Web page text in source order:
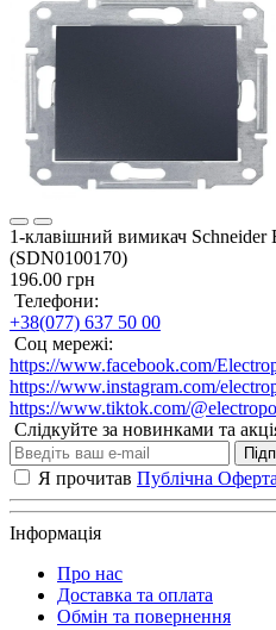
1-клавішний вимикач Schneider
(SDN0100170)
196.00 грн
Телефони:
+38(077) 637 50 00
Соц мережі:
https://www.facebook.com/
https://www.instagram.com/
https://www.tiktok.com/
Слідкуйте за новинками та
Я прочитав Публічна Оферта
Інформація
Про нас
Доставка та оплата
Обмін та повернення